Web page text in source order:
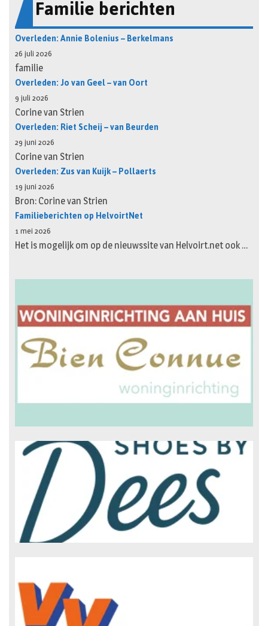
Familie berichten
Overleden: Annie Bolenius – Berkelmans
26 juli 2026
familie
Overleden: Jo van Geel – van Oort
9 juli 2026
Corine van Strien
Overleden: Riet Scheij – van Beurden
29 juni 2026
Corine van Strien
Overleden: Zus van Kuijk – Pollaerts
19 juni 2026
Bron: Corine van Strien
Familieberichten op HelvoirtNet
1 mei 2026
Het is mogelijk om op de nieuwssite van Helvoirt.net ook …